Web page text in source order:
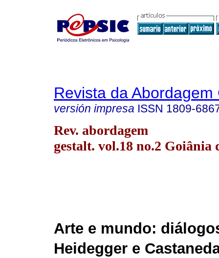
Revista da Abordagem
versión impresa ISSN 1809-
Rev. abordagem
gestalt. vol.18 no.2 Goiânia
Arte e mundo:
Heidegger e